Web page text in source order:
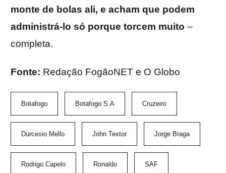
monte de bolas ali, e acham que podem
administrá-lo só porque torcem muito –
completa.
Fonte: Redação FogãoNET e O Globo
Botafogo Botafogo S.A Cruzeiro
Durcesio Mello John Textor Jorge Braga
Rodrigo Capelo Ronaldo SAF